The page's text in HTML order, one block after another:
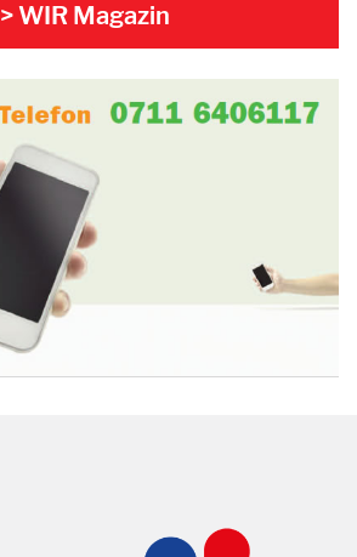
> WIR Magazin